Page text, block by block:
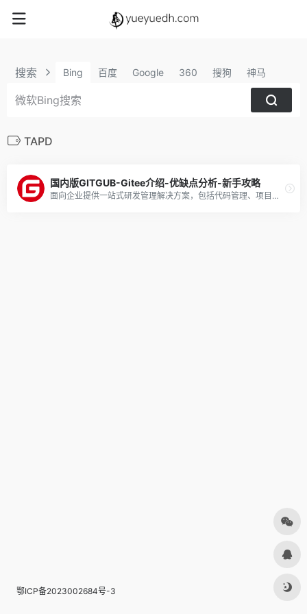
搜索 Bing 百度 Google 360 搜狗 神马
TAPD
国内版GITGUB-Gitee介绍-优缺点分析-新手攻略
面向企业提供一站式研发管理解决方案，包括代码管理、项目管理、文档协作、测试管理、CICD、效能度量等多个模块，支持SaaS、私有化等多种部署方式，帮助企业有序规划和管理研发过程，提升研发效率和质量。
鄂ICP备2023002684号-3